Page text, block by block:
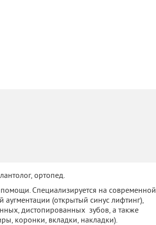
ортопед.
Специализируется на современной
(открытый синус лифтинг),
дистопированных зубов, а также
коронки, вкладки, накладки).